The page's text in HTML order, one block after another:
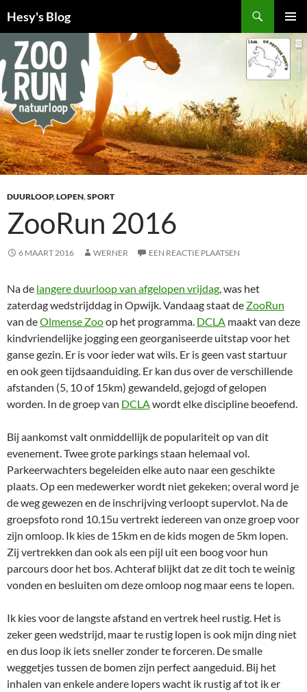
naar
inhoud
Hesy's Blog
MENU
DUURLOOP,LOPEN,SPORT
ZooRun 2016
6 MAART 2016 WERNER EEN REACTIE PLAATSEN
Na de langere duurloop van afgelopen vrijdag , was het
zaterdag wedstrijddag in Opwijk. Vandaag staat de ZooRun
van deOlmense Zooop het programma. DCLA maakt van deze
kindvriendelijke jogging een georganiseerde uitstap voor het
ganse gezin. Er is voor ieder wat wils. Er is geen vast startuur
en ook geen tijdsaanduiding. Er kan dus over de verschillende
afstanden (5, 10 of 15km) gewandeld, gejogd of gelopen
worden. In de groep van DCLA wordt elke discipline beoefend.
Bij aankomst valt onmiddellijk de populariteit op van dit
evenement. Twee grote parkings staan helemaal vol.
Parkeerwachters begeleiden elke auto naar een geschikte
plaats. Op een medewerker wordt niet gekeken; overal word je
de weg gewezen en de inschrijving verloopt supervlot. Na de
groepsfoto rond 10.15u vertrekt iedereen van onze groep voor
zijn omloop. Ik kies de 15km en de kids mogen de 5km lopen.
Zij vertrekken dan ook als een pijl uit een boog voor hun
parcours door het bos. Achteraf blijkt dat ze dit toch te weinig
vonden en besluiten om deze omloop nog maar eens te lopen.
Ik kies voor de langste afstand en vertrek heel rustig. Het is
zeker geen wedstrijd, maar te rustig lopen is ook mijn ding niet
en dus loop ik iets sneller zonder te forceren. De smalle
weggetjes tussen de bomen zijn perfect aangeduid. Bij het
inhalen van enkele andere lopers wacht ik rustig af tot ik er